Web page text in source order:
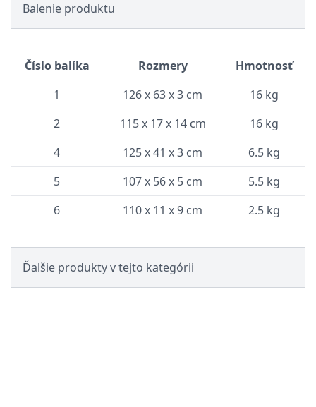
Balenie produktu
Číslo balíka Rozmery
Hmotnosť
1
126 x 63 x 3 cm
16 kg
2
115 x 17 x 14 cm
16 kg
4
125 x 41 x 3 cm
6.5 kg
5
107 x 56 x 5 cm
5.5 kg
6
110 x 11 x 9 cm 2.5 kg
Ďalšie produkty v tejto kategórii